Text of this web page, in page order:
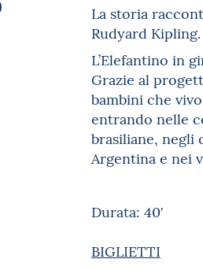
La storia
Rudyard Kipling.
L’Elefantino in
Grazie al
bambini che
entrando nelle
brasiliane, negli
Argentina e nei
Durata: 40′
BIGLIETTI